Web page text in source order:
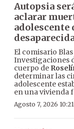
Autopsia
aclarar
adolescente
El comisario
Investigaciones
cuerpo de
determinar las
adolescente
en una vivienda
Agosto 7, 2026